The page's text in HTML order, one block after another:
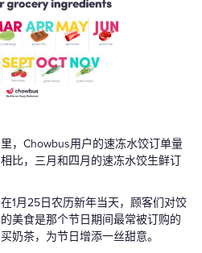
，Chowbus用户的速冻水饺订单量
比，三月和四月的速冻水饺生鲜订
1月25日农历新年当天，顾客们对饺
美食是那个节日期间最常被订购的
奶茶，为节日增添一丝甜意。